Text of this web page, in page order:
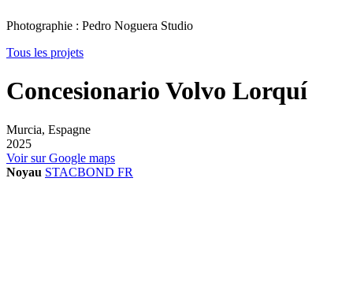
Photographie : Pedro Noguera Studio
Tous les projets
Concesionario Volvo Lorquí
Murcia, Espagne
2025
Voir sur Google maps
Noyau STACBOND FR